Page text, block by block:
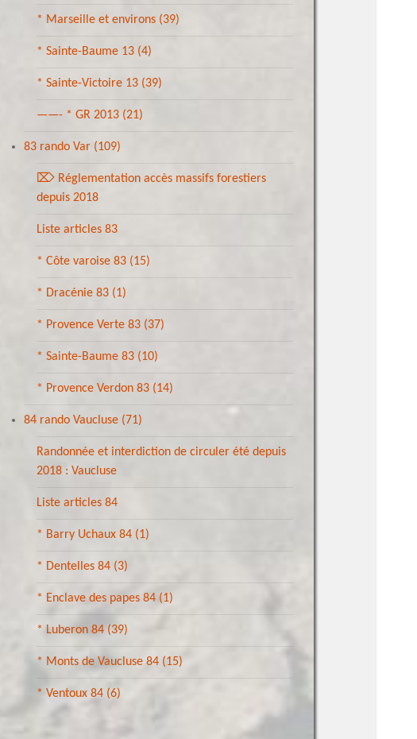
* Marseille et environs (39)
* Sainte-Baume 13 (4)
* Sainte-Victoire 13 (39)
——- * GR 2013 (21)
83 rando Var (109)
⌦ Réglementation accès massifs forestiers
depuis 2018
Liste articles 83
* Côte varoise 83 (15)
* Dracénie 83 (1)
* Provence Verte 83 (37)
* Sainte-Baume 83 (10)
* Provence Verdon 83 (14)
84 rando Vaucluse (71)
Randonnée et interdiction de circuler été depuis
2018 : Vaucluse
Liste articles 84
* Barry Uchaux 84 (1)
* Dentelles 84 (3)
* Enclave des papes 84 (1)
* Luberon 84 (39)
* Monts de Vaucluse 84 (15)
* Ventoux 84 (6)